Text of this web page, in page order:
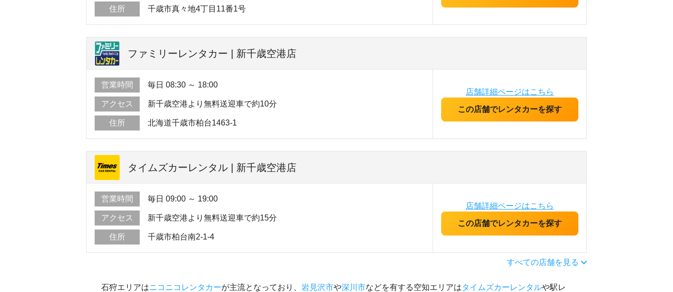
住所 千歳市真々地4丁目11番1号
ファミリーレンタカー | 新千歳空港店
営業時間 毎日 08:30 ～ 18:00
アクセス 新千歳空港より無料送迎車で約10分
住所 北海道千歳市柏台1463-1
店舗詳細ページはこちら
この店舗でレンタカーを探す
タイムズカーレンタル | 新千歳空港店
営業時間 毎日 09:00 ～ 19:00
アクセス 新千歳空港より無料送迎車で約15分
住所 千歳市柏台南2-1-4
店舗詳細ページはこちら
この店舗でレンタカーを探す
すべての店舗を見る
石狩エリアはニコニコレンタカーが主流となっており、 岩見沢市や深川市などを有する空知エリアはタイムズカーレンタルや駅レ